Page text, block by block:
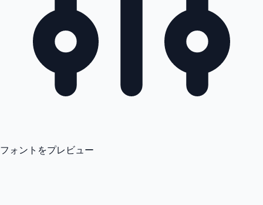
フォントをプレビュー